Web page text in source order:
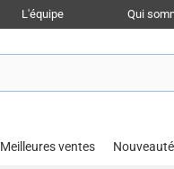
L'équipe Qui
Meilleures ventes